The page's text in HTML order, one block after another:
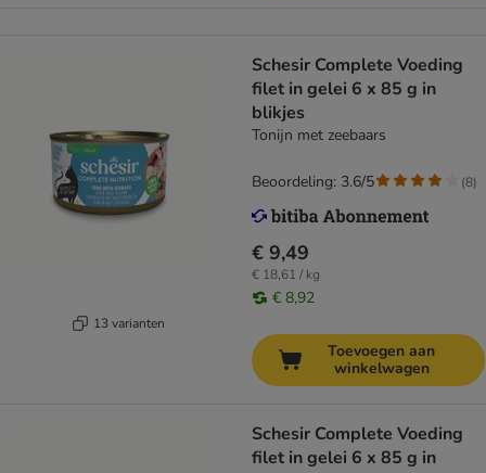
13 varianten
Schesir Complete Voeding
filet in gelei 6 x 85 g in
blikjes
Tonijn met zeebaars
€ 9,49
€ 18,61 / kg
€ 8,92
Beoordeling: 3.6/5 (8)
Toevoegen aan
winkelwagen
Schesir Complete Voeding
filet in gelei 6 x 85 g in